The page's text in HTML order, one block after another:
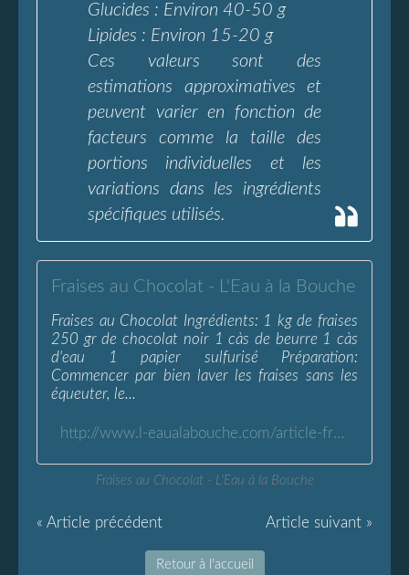
Glucides : Environ 40-50 g
Lipides : Environ 15-20 g
Ces valeurs sont des
estimations approximatives et
peuvent varier en fonction de
facteurs comme la taille des
portions individuelles et les
variations dans les ingrédients
spécifiques utilisés.
Fraises au Chocolat - L'Eau à la Bouche
Fraises au Chocolat Ingrédients: 1 kg de fraises
250 gr de chocolat noir 1 càs de beurre 1 càs
d'eau 1 papier sulfurisé Préparation:
Commencer par bien laver les fraises sans les
équeuter, le...
http://www.l-eaualabouche.com/article-fraises-au-chocolat-74084047.html
Fraises au Chocolat - L'Eau à la Bouche
« Article précédent Article suivant »
Retour à l'accueil